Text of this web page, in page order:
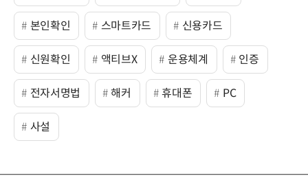
본인확인 스마트카드 신용카드
신원확인 액티브X 운용체계 인증
전자서명법 해커 휴대폰 PC
사설